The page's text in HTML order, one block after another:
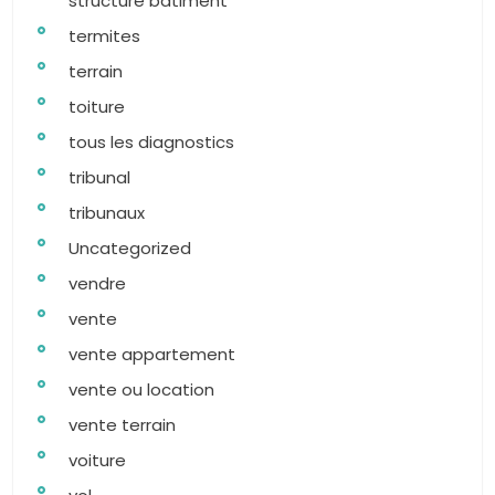
termites
terrain
toiture
tous les diagnostics
tribunal
tribunaux
Uncategorized
vendre
vente
vente appartement
vente ou location
vente terrain
voiture